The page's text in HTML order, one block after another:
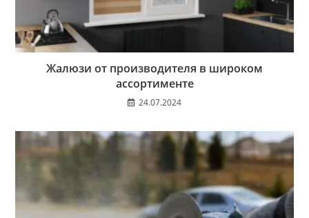
Жалюзи от производителя в широком
ассортименте
24.07.2024